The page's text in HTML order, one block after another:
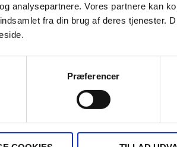
analysepartnere. Vores partnere kan
fra din brug af deres
Præferencer